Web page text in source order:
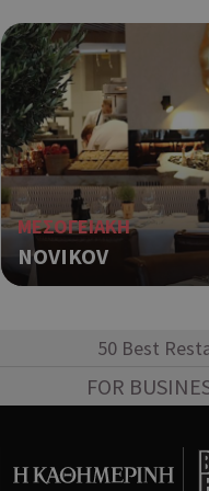
ΜΕΣΟΓΕΙΑΚΗ
NOVIKOV
50 Best
FOR
cyprusen.wiz-
guide.com
Cloudflare Inc.
.onesignal.com
29 λεπτά 53
δευτερόλεπτα
.athenarecipes.com 1 μέρα